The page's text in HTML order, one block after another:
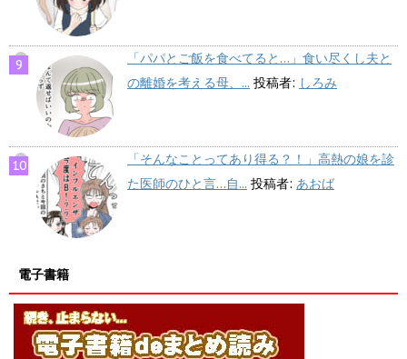
「パパとご飯を食べてると…」食い尽くし夫と
の離婚を考える母、... 投稿者: しろみ
「そんなことってあり得る？！」高熱の娘を診
た医師のひと言…自... 投稿者: あおば
電子書籍